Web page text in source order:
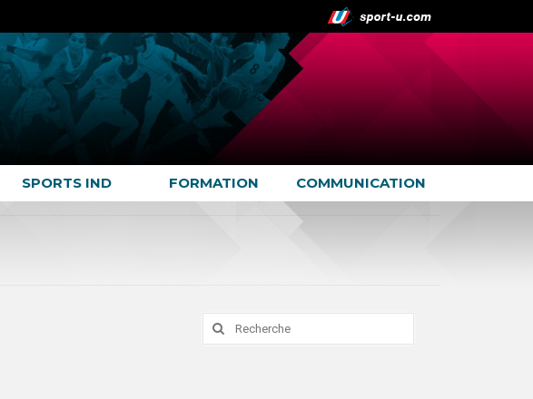
SPORTS IND FORMATION COMMUNICATION
Rechercher